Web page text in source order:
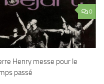
0
Henry messe pour le
passé